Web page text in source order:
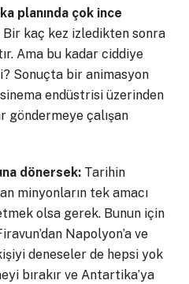
planında çok ince
Bir kaç kez izledikten sonra
Ama bu kadar ciddiye
Sonuçta bir animasyon
endüstrisi üzerinden
göndermeye çalışan
dönersek: Tarihin
minyonların tek amacı
olsa gerek. Bunun için
Napolyon’a ve
deneseler de hepsi yok
bırakır ve Antartika’ya